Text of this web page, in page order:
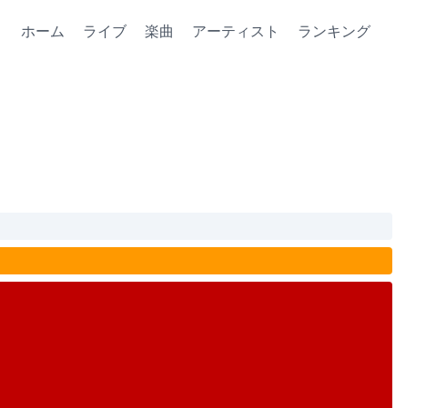
ホーム ライブ 楽曲 アーティスト ランキング